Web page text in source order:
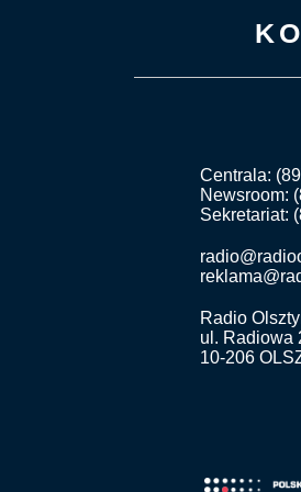
Centrala:
Newsroom:
Sekretariat:
Radio
ul. Radiowa
10-206